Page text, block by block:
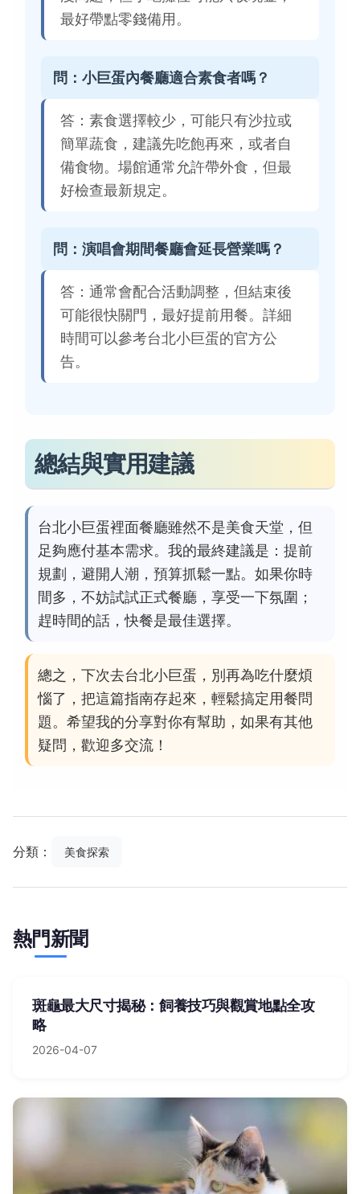
最好帶點零錢備用。
問：小巨蛋內餐廳適合素食者嗎？
答：素食選擇較少，可能只有沙拉或
簡單蔬食，建議先吃飽再來，或者自
備食物。場館通常允許帶外食，但最
好檢查最新規定。
問：演唱會期間餐廳會延長營業嗎？
答：通常會配合活動調整，但結束後
可能很快關門，最好提前用餐。詳細
時間可以參考台北小巨蛋的官方公
告。
總結與實用建議
台北小巨蛋裡面餐廳雖然不是美食天堂，但
足夠應付基本需求。我的最終建議是：提前
規劃，避開人潮，預算抓鬆一點。如果你時
間多，不妨試試正式餐廳，享受一下氛圍；
趕時間的話，快餐是最佳選擇。
總之，下次去台北小巨蛋，別再為吃什麼煩
惱了，把這篇指南存起來，輕鬆搞定用餐問
題。希望我的分享對你有幫助，如果有其他
疑問，歡迎多交流！
分類： 美食探索
熱門新聞
斑龜最大尺寸揭秘：飼養技巧與觀賞地點全攻
略
2026-04-07